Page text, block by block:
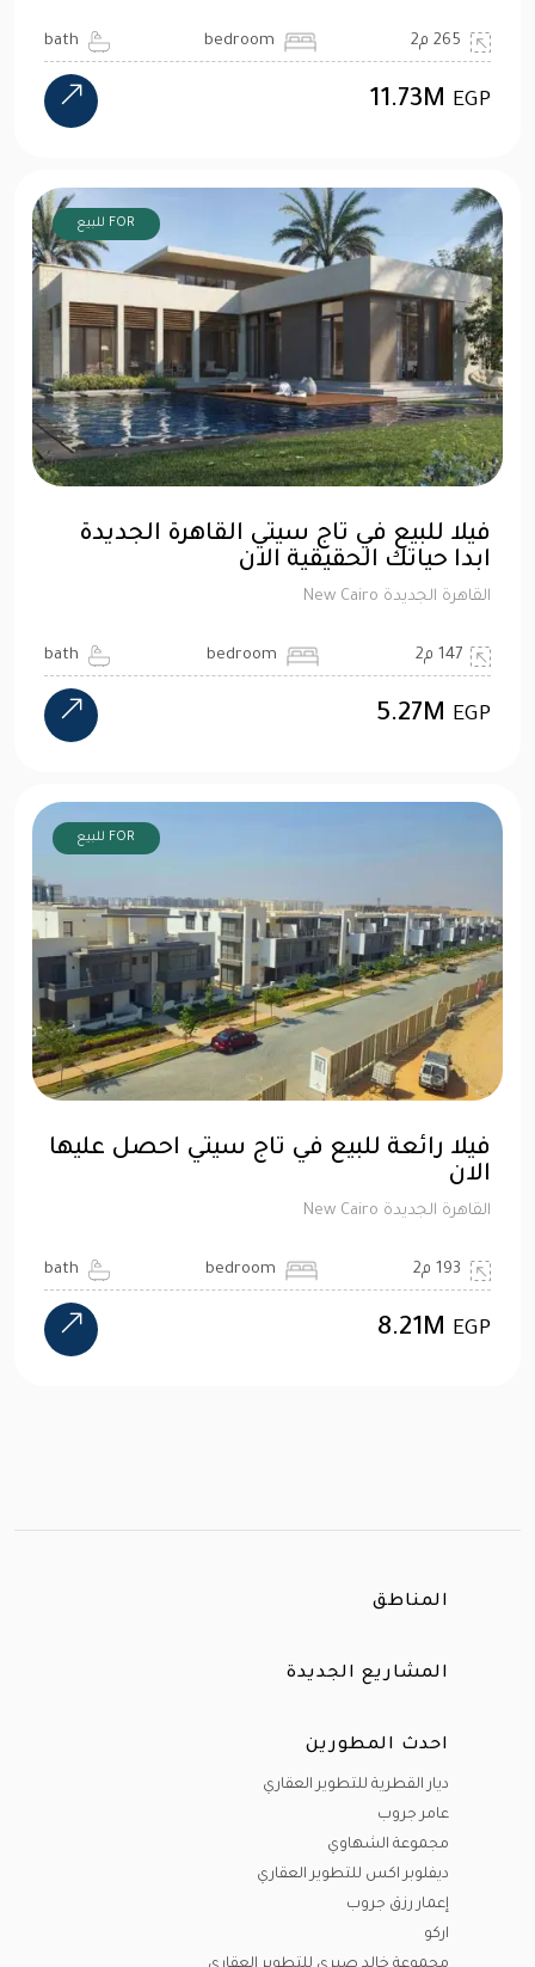
265 م2 bedroom
bath
11.73M EGP
FOR للبيع
فيلا للبيع في تاج سيتي القاهرة الجديدة
ابدا حياتك الحقيقية الان
القاهرة الجديدة New Cairo
147 م2 bedroom
bath
5.27M EGP
FOR للبيع
فيلا رائعة للبيع في تاج سيتي احصل عليها
الان
القاهرة الجديدة New Cairo
193 م2 bedroom
bath
8.21M EGP
المناطق
المشاريع الجديدة
احدث المطورين
ديار القطرية للتطوير العقاري
عامر جروب
مجموعة الشهاوي
ديفلوبر اكس للتطوير العقاري
إعمار رزق جروب
اركو